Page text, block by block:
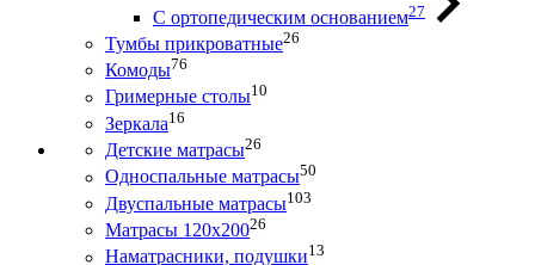
С ортопедическим основанием27
Тумбы прикроватные26
Комоды76
Гримерные столы10
Зеркала16
Детские матрасы26
Односпальные матрасы50
Двуспальные матрасы103
Матрасы 120х20026
Наматрасники, подушки13